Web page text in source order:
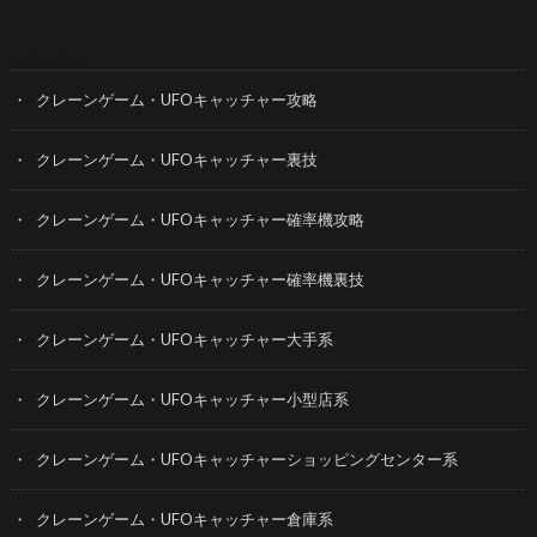
クレーンゲーム・UFOキャッチャー攻略
クレーンゲーム・UFOキャッチャー裏技
クレーンゲーム・UFOキャッチャー確率機攻略
クレーンゲーム・UFOキャッチャー確率機裏技
クレーンゲーム・UFOキャッチャー大手系
クレーンゲーム・UFOキャッチャー小型店系
クレーンゲーム・UFOキャッチャーショッピングセンター系
クレーンゲーム・UFOキャッチャー倉庫系